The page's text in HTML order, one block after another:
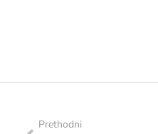
Prethodni